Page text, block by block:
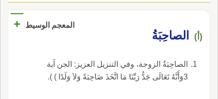
المعجم الوسيط +
(أ) الصاحِبَةُ
الصاحِبَةُ الزوجة، وفي التنزيل العزيز: الجن آية
3وَأَنَّهُ تَعَالَى جَدُّ رَبِّنَا مَا اتَّخَذَ صَاحِبَةً وَلاَ وَلَدًا ) ).